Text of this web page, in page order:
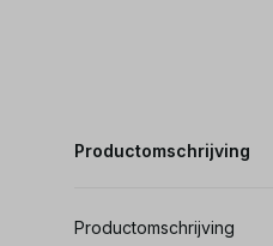
Productomschrijving
Productomschrijving